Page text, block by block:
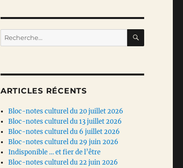
Recherche
pour :
ARTICLES RÉCENTS
Bloc-notes culturel du 20 juillet 2026
Bloc-notes culturel du 13 juillet 2026
Bloc-notes culturel du 6 juillet 2026
Bloc-notes culturel du 29 juin 2026
Indisponible … et fier de l’être
Bloc-notes culturel du 22 juin 2026